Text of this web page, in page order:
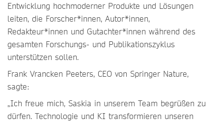
Entwicklung hochmoderner Produkte und Lösungen
leiten, die Forscher*innen, Autor*innen,
Redakteur*innen und Gutachter*innen während des
gesamten Forschungs- und Publikationszyklus
unterstützen sollen.
Frank Vrancken Peeters, CEO von Springer Nature,
sagte:
„Ich freue mich, Saskia in unserem Team begrüßen zu
dürfen. Technologie und KI transformieren unseren